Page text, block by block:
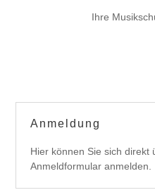
Ihre
Anmeldung
Hier können Sie sich direkt
Anmeldformular anmelden.